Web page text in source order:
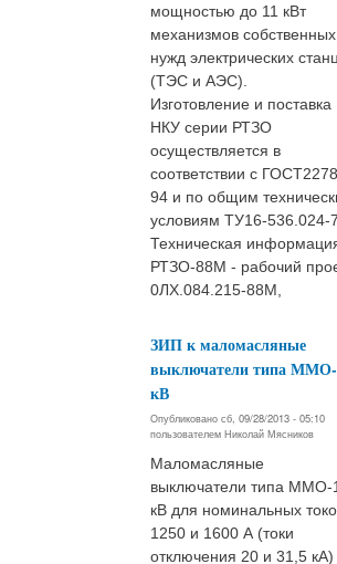
мощностью до 11 кВт
механизмов собственных
нужд электрических
(ТЭС и АЭС).
Изготовление и поставка
НКУ серии РТЗО
осуществляется в
соответствии с
94 и по общим
условиям ТУ16-536.024-
Техническая
РТЗО-88М - рабочий
0ЛХ.084.215-88М,
ЗИП к маломасляные
выключатели типа ММО-
кВ
Опубликовано сб, 09/28/2013 - 05:10
пользователем Николай Мясников
Маломасляные
выключатели типа ММО-
кВ для номинальных
1250 и 1600 А (токи
отключения 20 и 31,5 кА)